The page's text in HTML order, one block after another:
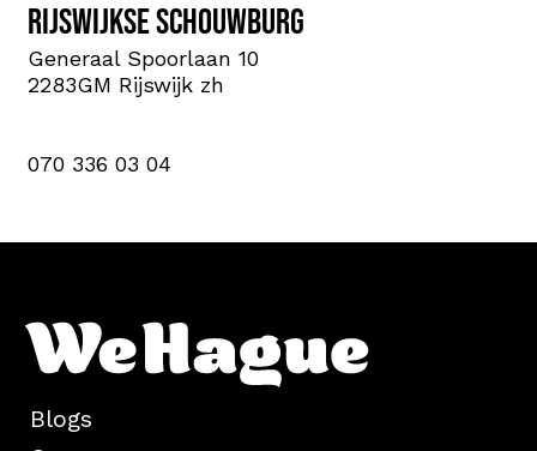
Rijswijkse Schouwburg
Generaal Spoorlaan 10
2283GM Rijswijk zh
070 336 03 04
Blogs